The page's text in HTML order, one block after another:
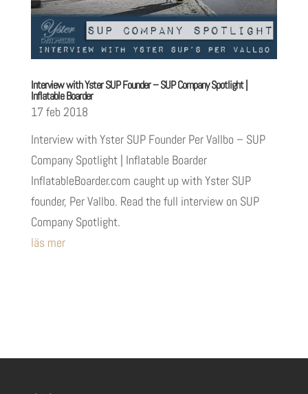
Interview with Yster SUP Founder – SUP Company Spotlight |
Inflatable Boarder
17 feb 2018
Interview with Yster SUP Founder Per Vallbo – SUP
Company Spotlight | Inflatable Boarder
InflatableBoarder.com caught up with Yster SUP
founder, Per Vallbo. Read the full interview on SUP
Company Spotlight.
läs mer